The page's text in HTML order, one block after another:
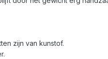
zijn van kunstof.